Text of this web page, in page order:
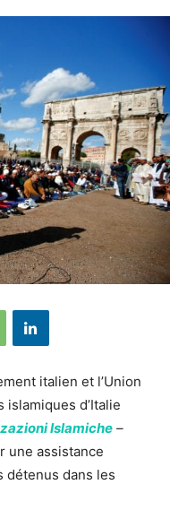
italien et l’Union
d’Italie
Islamiche –
une assistance
détenus dans les